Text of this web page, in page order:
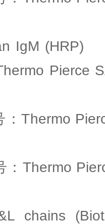
IgM (HRP)
Pierce
：Thermo
：Thermo
chains